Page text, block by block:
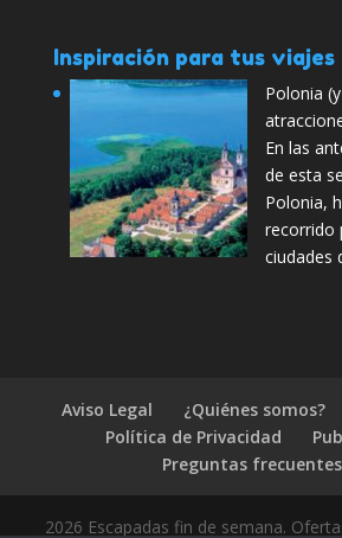
Inspiración para tus viajes
Polonia
En las
de esta
Polonia,
recorrido
ciudades
Aviso Legal ¿Quiénes somos?
Política de Privacidad
Preguntas frecuentes
2026 Escapadas fin de semana.